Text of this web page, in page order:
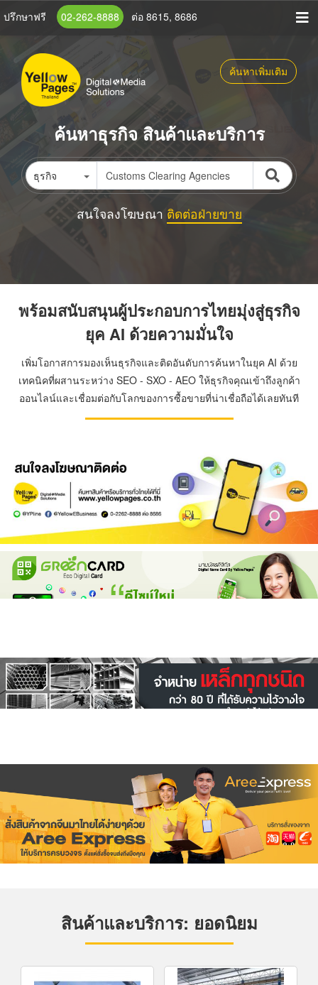
ข้าม
เนื้อหา
ปรึกษาฟรี 02-262-8888 ต่อ 8615, 8686
ค้นหาเพิ่มเติม
ค้นหาธุรกิจ สินค้าและบริการ
ธุรกิจ
สนใจลงโฆษณา ติดต่อฝ่ายขาย
พร้อมสนับสนุนผู้ประกอบการไทยมุ่งสู่ธุรกิจ
ยุค AI ด้วยความมั่นใจ
เพิ่มโอกาสการมองเห็นธุรกิจและติดอันดับการค้นหาในยุค AI ด้วย
เทคนิคที่ผสานระหว่าง SEO - SXO - AEO ให้ธุรกิจคุณเข้าถึงลูกค้า
ออนไลน์และเชื่อมต่อกับโลกของการซื้อขายที่น่าเชื่อถือได้เลยทันที
สินค้าและบริการ: ยอดนิยม